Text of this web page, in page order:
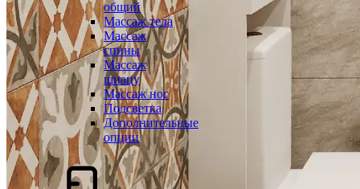
общий
Массаж тела
Массаж
спины
Массаж
шиацу
Массаж ног
Подсветка
Дополнительные
опции